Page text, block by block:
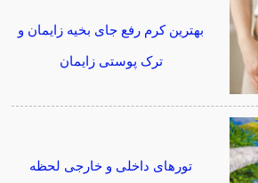
بهترین کرم رفع جای بخیه زایمان و
ترک پوستی زایمان
تورهای داخلی و خارجی لحظه